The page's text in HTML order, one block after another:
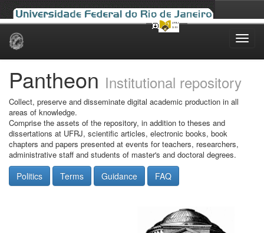
Skip
Pantheon Institutional repository
Collect, preserve and disseminate digital academic production in all
areas of knowledge.
Comprise the assets of the repository, in addition to theses and
dissertations at UFRJ, scientific articles, electronic books, book
chapters and papers presented at events for teachers, researchers,
administrative staff and students of master's and doctoral degrees.
Politics Terms Guidance FAQ